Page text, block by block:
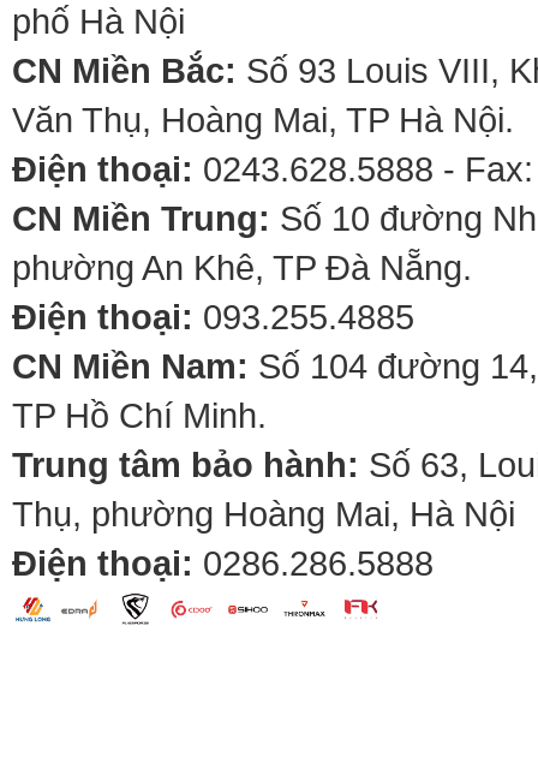
phố Hà Nội
CN Miền Bắc: Số 93 Louis VIII,
Văn Thụ, Hoàng Mai, TP Hà Nội.
Điện thoại: 0243.628.5888 -
CN Miền Trung: Số 10 đường
phường An Khê, TP Đà Nẵng.
Điện thoại: 093.255.4885
CN Miền Nam: Số 104 đường
TP Hồ Chí Minh.
Trung tâm bảo hành: Số 63,
Thụ, phường Hoàng Mai, Hà Nội
Điện thoại: 0286.286.5888